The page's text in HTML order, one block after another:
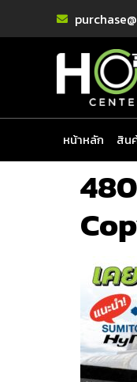
หน้าหลัก สิน